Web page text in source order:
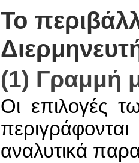
Το
(1) Γραμμή
Οι επιλογές
περιγράφονται
αναλυτικά